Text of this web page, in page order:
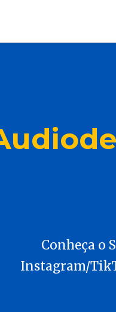
Conheça o
Instagram/